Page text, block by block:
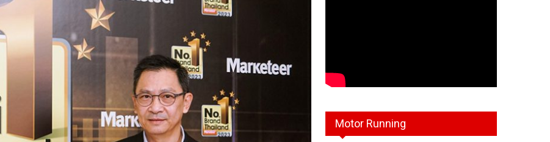
Motor Running